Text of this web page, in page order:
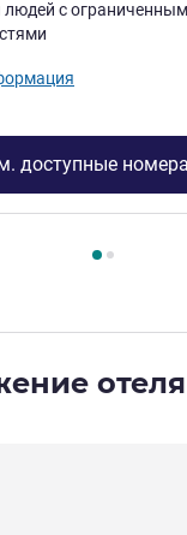
, Номер 1 : Номер
людей с
доступные номера
отеля